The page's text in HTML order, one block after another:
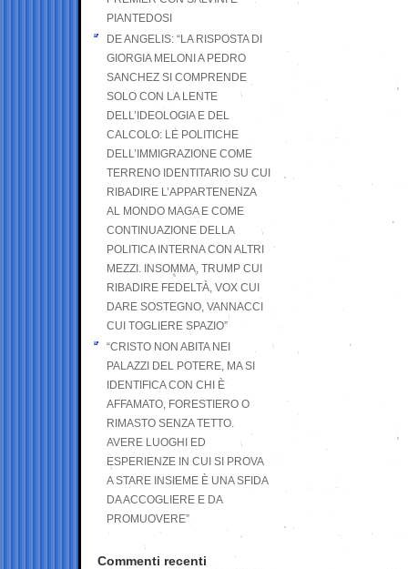
PIANTEDOSI
DE ANGELIS: “LA RISPOSTA DI
GIORGIA MELONI A PEDRO
SANCHEZ SI COMPRENDE
SOLO CON LA LENTE
DELL’IDEOLOGIA E DEL
CALCOLO: LE POLITICHE
DELL’IMMIGRAZIONE COME
TERRENO IDENTITARIO SU CUI
RIBADIRE L’APPARTENENZA
AL MONDO MAGA E COME
CONTINUAZIONE DELLA
POLITICA INTERNA CON ALTRI
MEZZI. INSOMMA, TRUMP CUI
RIBADIRE FEDELTÀ, VOX CUI
DARE SOSTEGNO, VANNACCI
CUI TOGLIERE SPAZIO”
“CRISTO NON ABITA NEI
PALAZZI DEL POTERE, MA SI
IDENTIFICA CON CHI È
AFFAMATO, FORESTIERO O
RIMASTO SENZA TETTO.
AVERE LUOGHI ED
ESPERIENZE IN CUI SI PROVA
A STARE INSIEME È UNA SFIDA
DA ACCOGLIERE E DA
PROMUOVERE”
Commenti recenti